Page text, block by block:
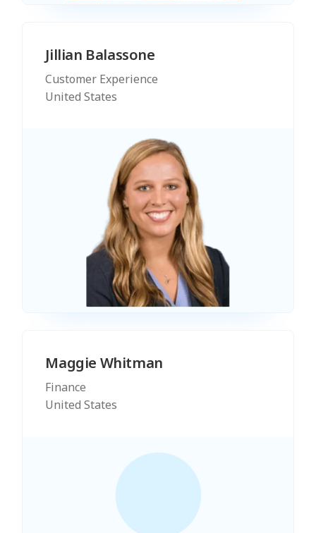
Jillian Balassone
Customer Experience
United States
Maggie Whitman
Finance
United States